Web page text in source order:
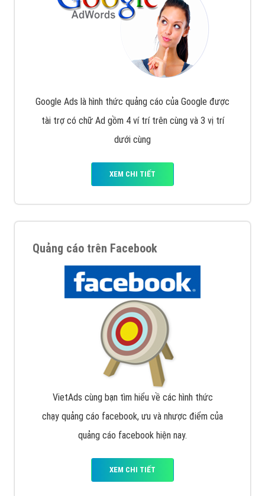
Google Ads là hình thức quảng cáo của Google được
tài trợ có chữ Ad gồm 4 ví trí trên cùng và 3 vị trí
dưới cùng
XEM CHI TIẾT
Quảng cáo trên Facebook
VietAds cùng bạn tìm hiểu về các hình thức
chạy quảng cáo facebook, ưu và nhược điểm của
quảng cáo facebook hiện nay.
XEM CHI TIẾT